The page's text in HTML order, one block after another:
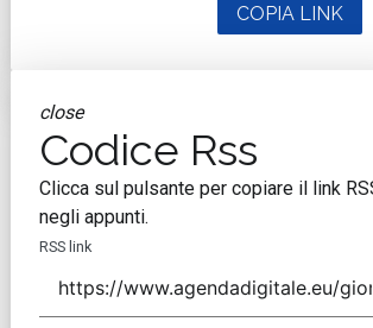
COPIA LINK
close
Codice Rss
Clicca sul pulsante per copiare il link
negli appunti.
RSS link